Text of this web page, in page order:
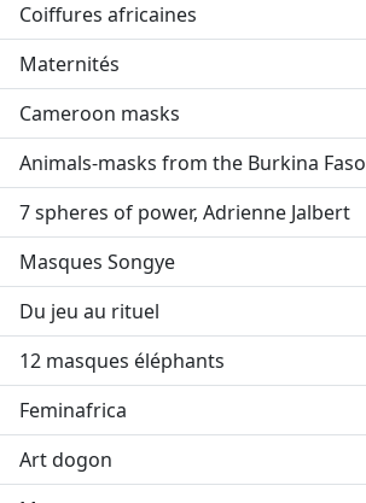
Coiffures africaines
Maternités
Cameroon masks
Animals-masks from the Burkina Faso
7 spheres of power, Adrienne Jalbert
Masques Songye
Du jeu au rituel
12 masques éléphants
Feminafrica
Art dogon